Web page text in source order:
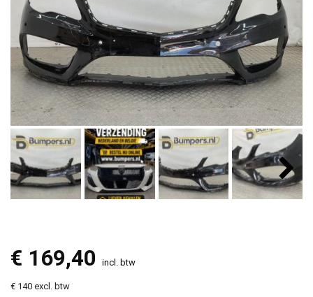
€ 169,40 incl. btw
€ 140 excl. btw